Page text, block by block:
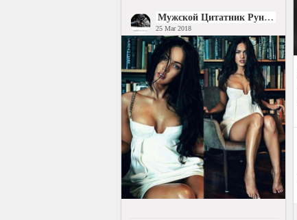
Мужской Цитатник Рунета
25 Mar 2018